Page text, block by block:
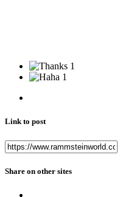
1
1
Link to post
Share on other sites